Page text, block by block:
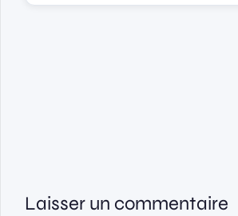
Laisser un commentaire